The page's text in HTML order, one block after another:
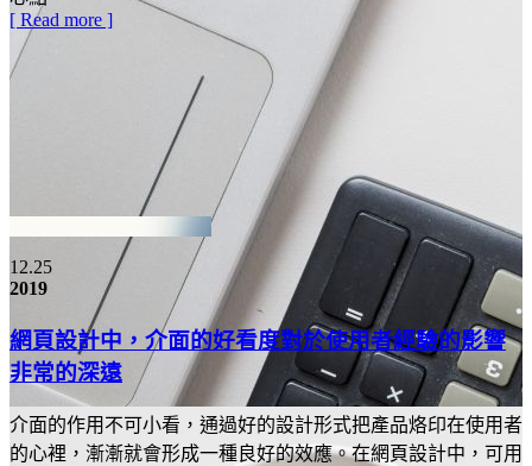
[ Read more ]
12.25
2019
網頁設計中，介面的好看度對於使用者經驗的影響
非常的深遠
介面的作用不可小看，通過好的設計形式把產品烙印在使用者
的心裡，漸漸就會形成一種良好的效應。在網頁設計中，可用